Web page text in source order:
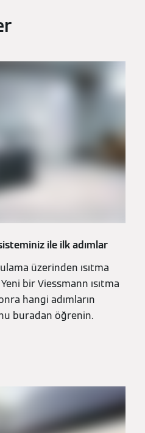
ile ilk adımlar
üzerinden ısıtma
bir Viessmann ısıtma
hangi adımların
buradan öğrenin.